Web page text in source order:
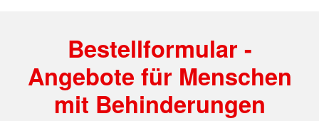
Bestellformular -
Angebote für Menschen
mit Behinderungen